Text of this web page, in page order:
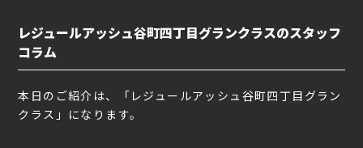
レジュールアッシュ谷町四丁目グランクラスのスタッフ
コラム
本日のご紹介は、「レジュールアッシュ谷町四丁目グラン
クラス」になります。